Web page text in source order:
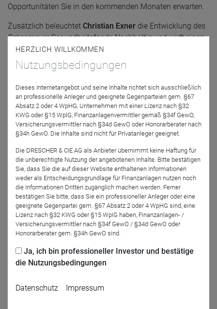
Opportunitäten Sie in den kommenden Monaten erwarten.
Zusätzlich beleuchtet Christian Exner die Entwicklung des
Grönemeyer Gesundheitsfonds Nachhaltig und wirft einen
Blick auf zukünftige Chancen im Gesundheitsmarkt. Wir
freuen uns außerdem, Ihnen unseren neuen Eichkatz
Rentenfonds Plus vorzustellen und Ihnen weitere Details
über die Strategie und Anlageziele zu erläutern.
Die Veranstaltungsdetails im Überblick:
Datum & Uhrzeit:23. Mai 2024 | 11:00-12:00 Uhr + Zeit für
Veranstaltungsort:Webinar, online
Sprecher: Dr. Felix Hüfner, CFA, Senior European Economist
bei UBS, und Christian Exner, CIIA, Geschäftsführender
Gesellschafter Eichkatz Asset Managers, Fondsberater und
Fondsinitiator
Jetzt für das Partner-Webinar anmelden
HERZLICH WILLKOMMEN
Nutzungsbedingungen
Dieses Internetangebot und seine Inhalte richtet sich ausschließlich
an professionelle Anleger und geeignete Gegenparteien gem. §67
Absatz 2 oder 4 WpHG, Unternehmen mit einer Lizenz nach §32
KWG oder §15 WplG, Finanzanlagenvermittler gemäß §34f GewO,
Versicherungsvermittler nach §34d GewO oder Honorarberater nach
§34h GewO. Die Inhalte sind nicht für Privatanleger geeignet.
Die DRESCHER & CIE AG als Anbieter übernimmt keine Haftung für
die unberechtigte Nutzung der angebotenen Inhalte. Bitte bestätigen
Sie, dass Sie die auf dieser Website enthaltenen Informationen
weder als Entscheidungsgrundlage für Finanzanlagen nutzen noch
die Informationen Dritten zugänglich machen werden. Ferner
bestätigen Sie bitte, dass Sie ein professioneller Anleger oder eine
geeignete Gegenpartei gem. §67 Absatz 2 oder 4 WpHG sind, eine
Lizenz nach §32 KWG oder §15 WpIG haben, Finanzanlagen- /
Versicherungsvermittler nach §34f GewO / §34d GewO oder
Honorarberater gem. §34h GewO sind.
Ja, ich bin professioneller Investor und bestätige
die Nutzungsbedingungen
Datenschutz Impressum